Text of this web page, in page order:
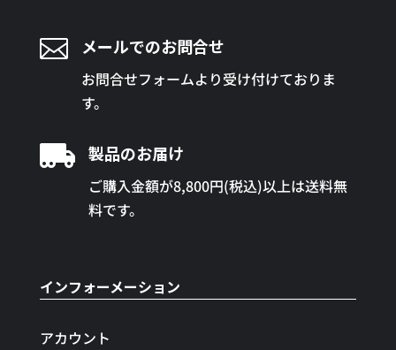
 メールでのお問合せ
お問合せフォームより受け付けておりま
す。
 製品のお届け
ご購入金額が8,800円(税込)以上は送料無
料です。
インフォーメーション
アカウント